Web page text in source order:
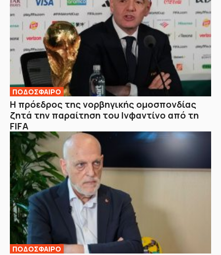
ΠΟΔΟΣΦΑΙΡΟ
Η πρόεδρος της νορβηγικής ομοσπονδίας
ζητά την παραίτηση του Ινφαντίνο από τη
FIFA
ΠΟΔΟΣΦΑΙΡΟ